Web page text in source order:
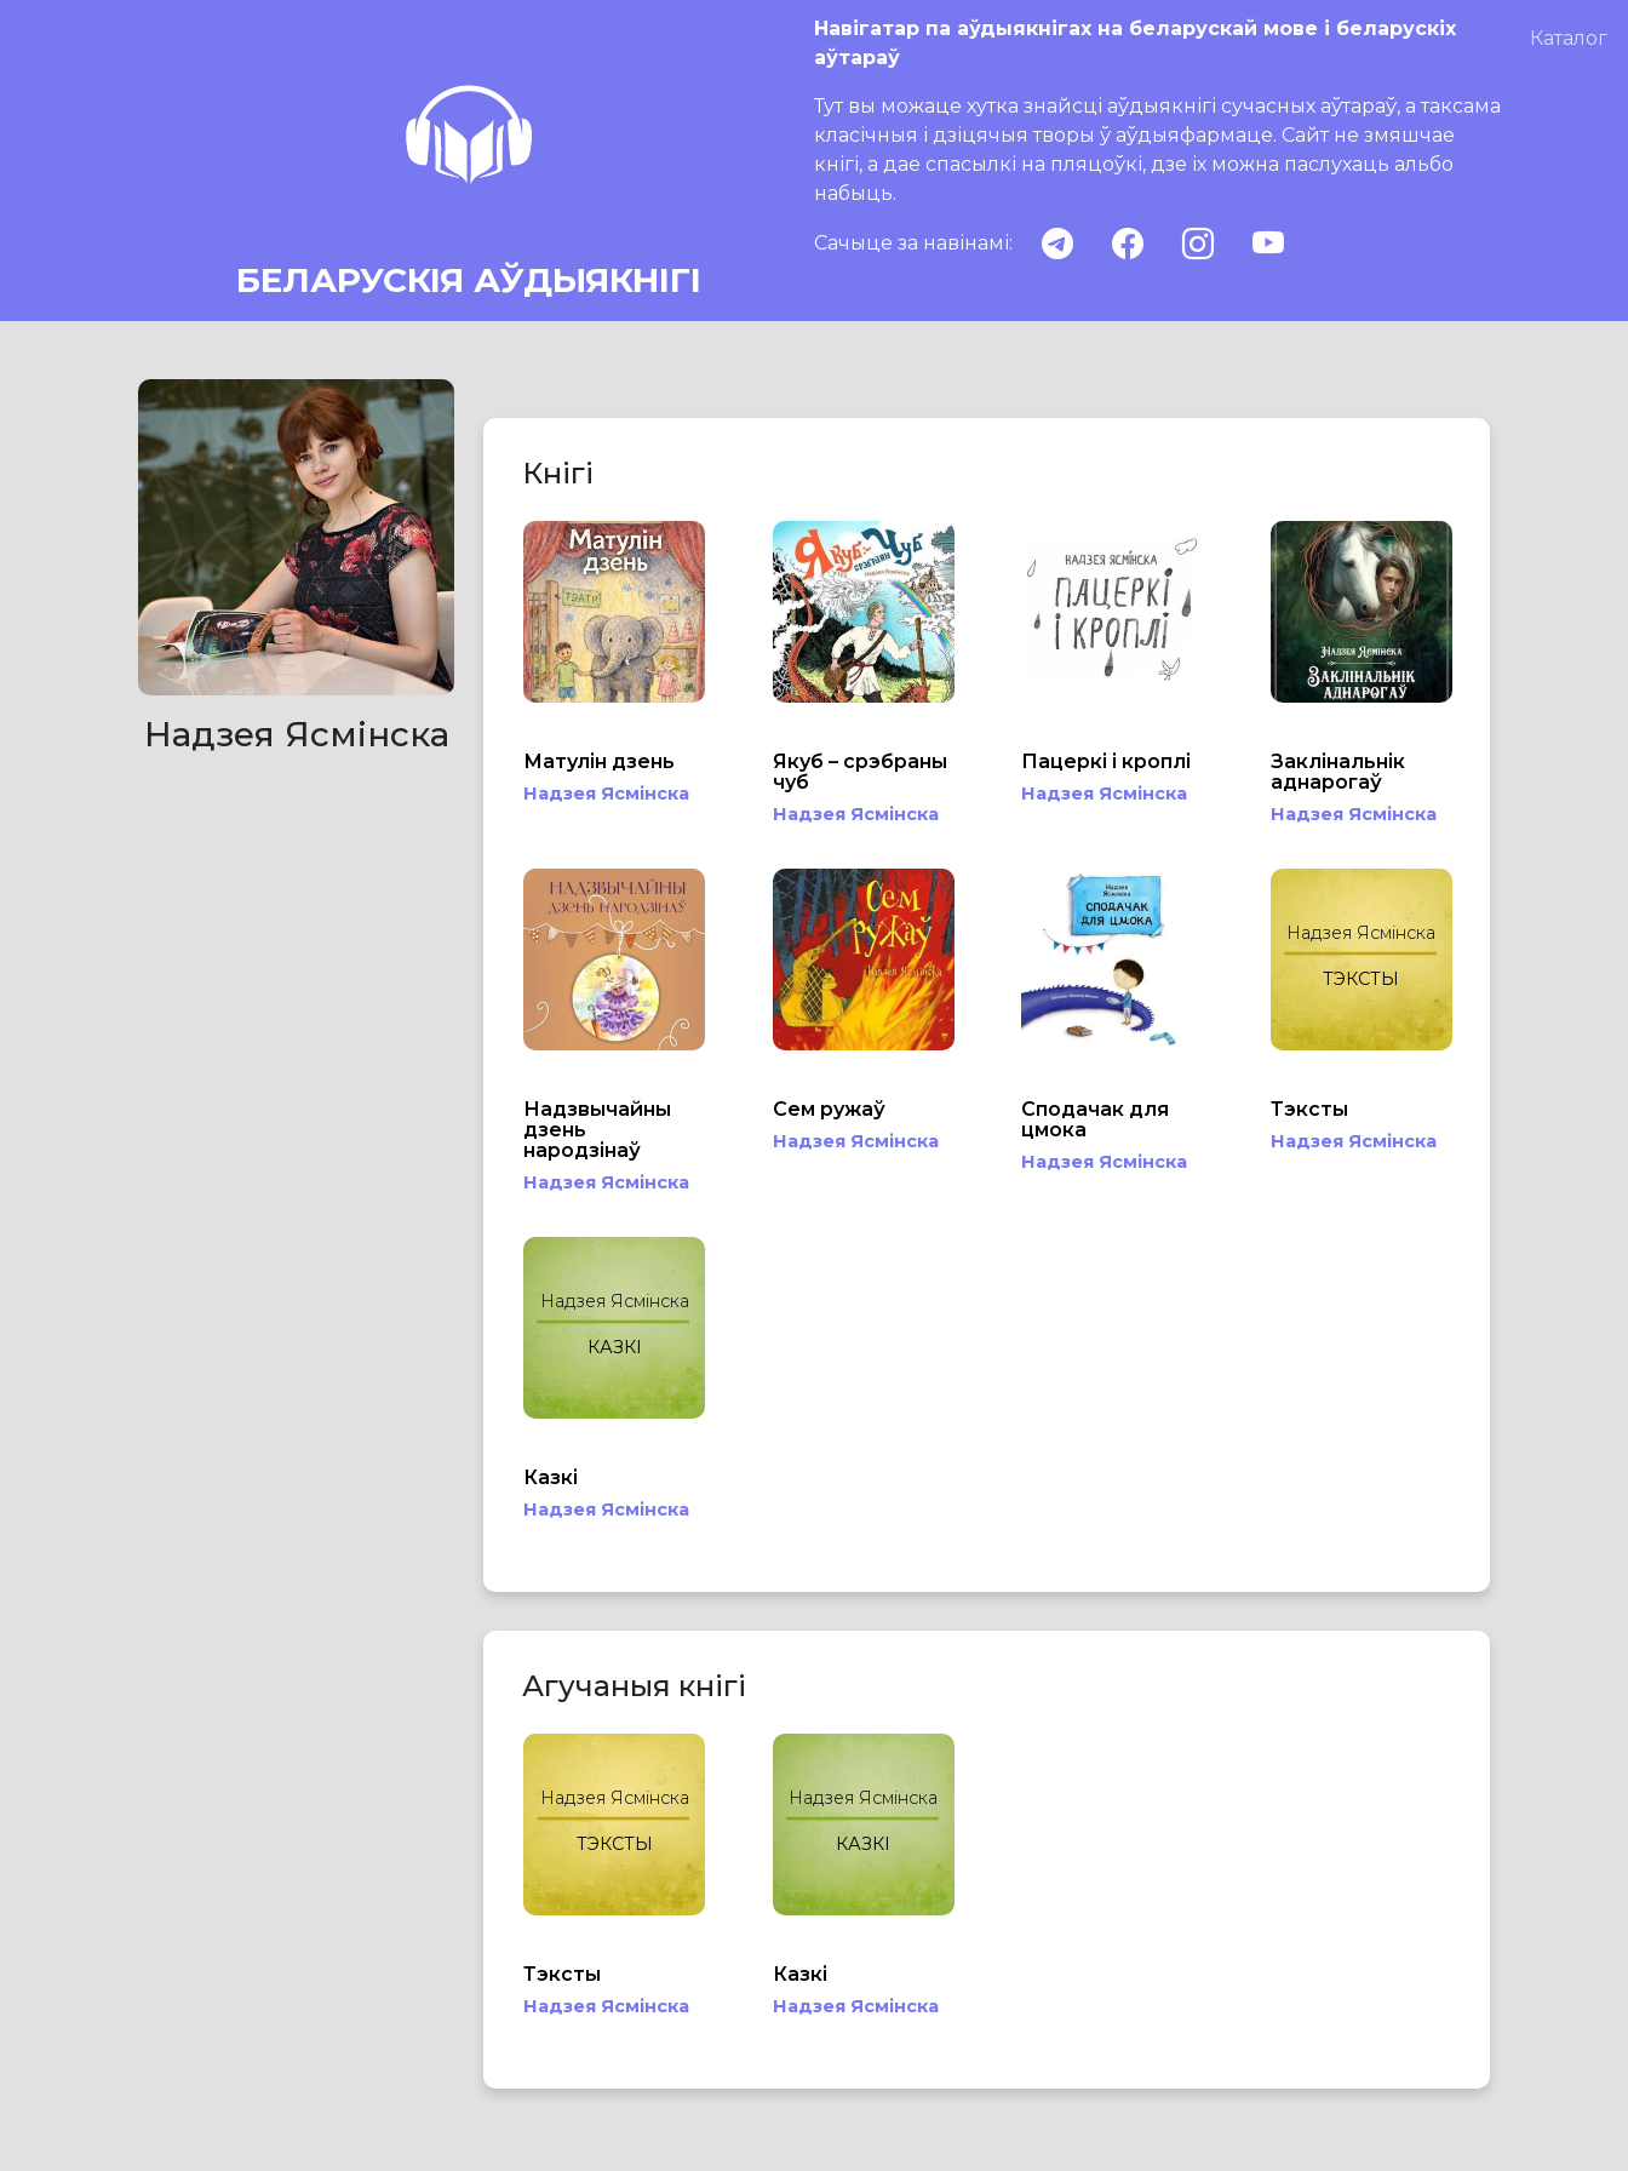
БЕЛАРУСКІЯ АЎДЫЯКНІГІ
Навігатар па аўдыякнігах на беларускай мове і беларускіх
аўтараў
Тут вы можаце хутка знайсці аўдыякнігі сучасных аўтараў, а таксама
класічныя і дзіцячыя творы ў аўдыяфармаце. Сайт не змяшчае
кнігі, а дае спасылкі на пляцоўкі, дзе іх можна паслухаць альбо
набыць.
Сачыце за навінамі:
Каталог
Надзея Ясмінска
Кнігі
Матулін дзень
Надзея Ясмінска
Якуб – срэбраны
чуб
Надзея Ясмінска
Пацеркі і кроплі
Надзея Ясмінска
Заклінальнік
аднарогаў
Надзея Ясмінска
Надзвычайны
дзень
народзінаў
Надзея Ясмінска
Сем ружаў
Надзея Ясмінска
Сподачак для
цмока
Надзея Ясмінска
Надзея Ясмінска
ТЭКСТЫ
Тэксты
Надзея Ясмінска
Надзея Ясмінска
КАЗКІ
Казкі
Надзея Ясмінска
Агучаныя кнігі
Надзея Ясмінска
ТЭКСТЫ
Тэксты
Надзея Ясмінска
Надзея Ясмінска
КАЗКІ
Казкі
Надзея Ясмінска